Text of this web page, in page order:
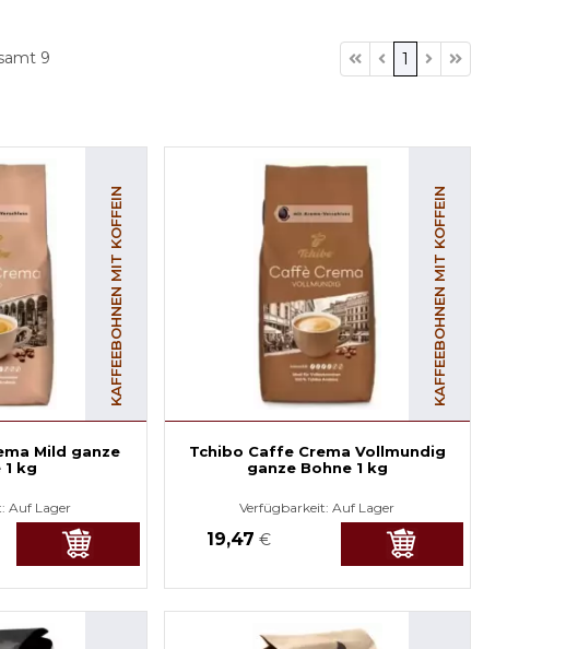
9 1
KAFFEEBOHNEN MIT KOFFEIN
Mild ganze
1 kg
Auf Lager
KAFFEEBOHNEN MIT KOFFEIN
Tchibo Caffe Crema Vollmundig
ganze Bohne 1 kg
Verfügbarkeit:Auf Lager
19,47 €